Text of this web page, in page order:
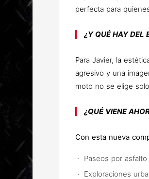
perfecta para
¿Y QUÉ HAY DEL
Para Javier, la
agresivo y una
moto no se elige
¿QUÉ VIENE
Con esta nueva
Paseos por asfalto
Exploraciones